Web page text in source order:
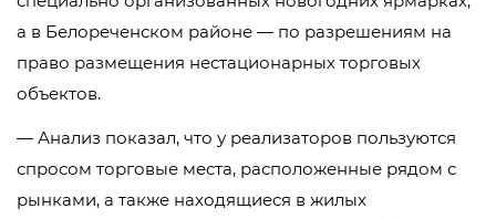
а в Белореченском районе — по разрешениям на
право размещения нестационарных торговых
объектов.
— Анализ показал, что у реализаторов пользуются
спросом торговые места, расположенные рядом с
рынками, а также находящиеся в жилых